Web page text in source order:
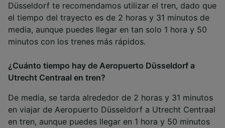
Düsseldorf te recomendamos utilizar el tren, dado que
el tiempo del trayecto es de 2 horas y 31 minutos de
media, aunque puedes llegar en tan solo 1 hora y 50
minutos con los trenes más rápidos.
¿Cuánto tiempo hay de Aeropuerto Düsseldorf a
Utrecht Centraal en tren?
De media, se tarda alrededor de 2 horas y 31 minutos
en viajar de Aeropuerto Düsseldorf a Utrecht Centraal
en tren, aunque puedes llegar en 1 hora y 50 minutos